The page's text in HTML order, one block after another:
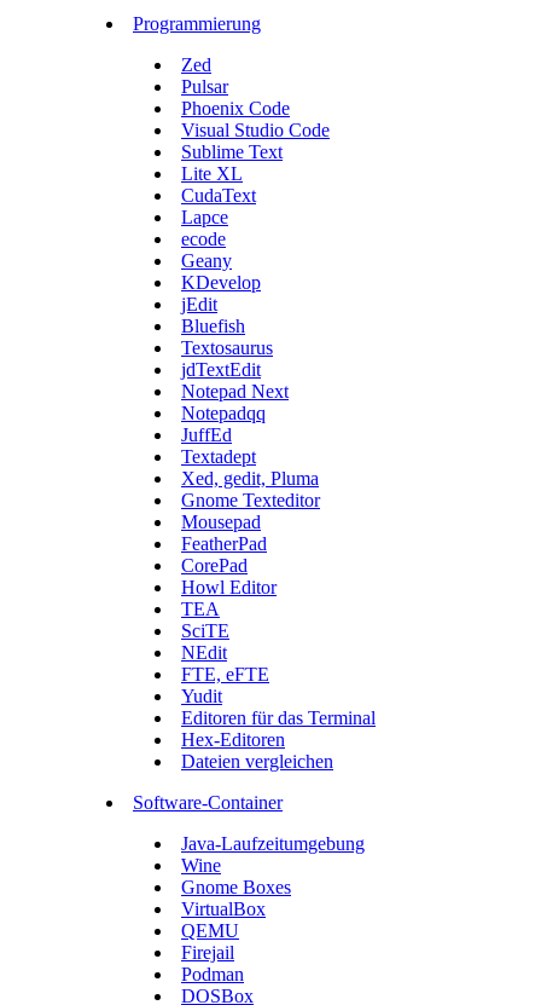
Programmierung
Zed
Pulsar
Phoenix Code
Visual Studio Code
Sublime Text
Lite XL
CudaText
Lapce
ecode
Geany
KDevelop
jEdit
Bluefish
Textosaurus
jdTextEdit
Notepad Next
Notepadqq
JuffEd
Textadept
Xed, gedit, Pluma
Gnome Texteditor
Mousepad
FeatherPad
CorePad
Howl Editor
TEA
SciTE
NEdit
FTE, eFTE
Yudit
Editoren für das Terminal
Hex-Editoren
Dateien vergleichen
Software-Container
Java-Laufzeitumgebung
Wine
Gnome Boxes
VirtualBox
QEMU
Firejail
Podman
DOSBox